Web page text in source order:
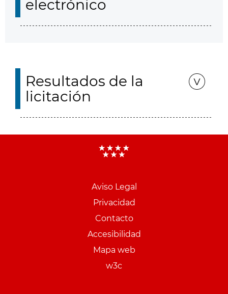
electrónico
Resultados de la
licitación
Aviso Legal
Privacidad
Contacto
Accesibilidad
Mapa web
w3c